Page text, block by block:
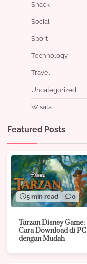
Snack
Social
Sport
Technology
Travel
Uncategorized
Wisata
Featured Posts
5 min read 0
Tarzan Disney Game:
Cara Download di PC
dengan Mudah